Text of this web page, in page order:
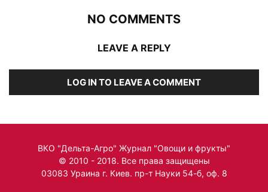
NO COMMENTS
LEAVE A REPLY
LOG IN TO LEAVE A COMMENT
ВКО "Дельта-Агро" Журнал "Овощи и фрукты"
© 2010 - 2018. Все права защищены
03083 Ураина г. Киев. пр-т Науки 54-б, оф. 8